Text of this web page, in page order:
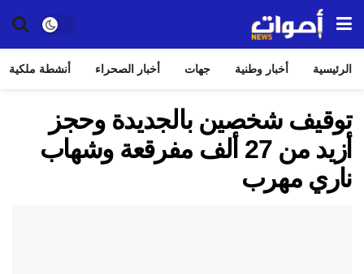
الرئيسية أخبار وطنية جهات أخبار الصحراء أنشطة ملكية
توقيف شخصين بالجديدة وحجز
أزيد من 27 ألف مفرقعة وشهاب
ناري مهرب